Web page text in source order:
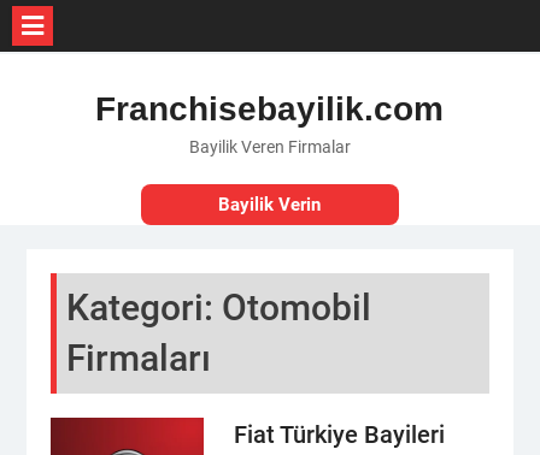
Franchisebayilik.com
Bayilik Veren Firmalar
Bayilik Verin
Kategori: Otomobil
Firmaları
Fiat Türkiye Bayileri